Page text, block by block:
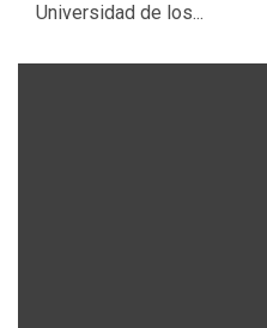
Universidad de los...